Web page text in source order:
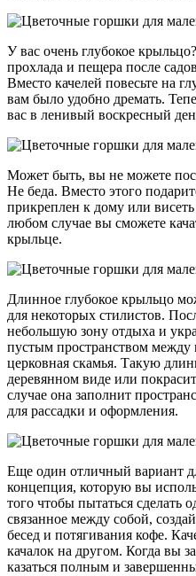
У вас очень глубокое
прохлада и пещера после
Вместо качелей повесьте на
вам было удобно дремать.
вас в ленивый воскресный
Может быть, вы не можете
Не беда. Вместо этого
прикреплен к дому или
любом случае вы сможете
крыльце.
Длинное глубокое крыльцо
для некоторых стилистов.
небольшую зону отдыха и
пустым пространством
церковная скамья. Такую
деревянном виде или
случае она заполнит
для рассадки и оформления.
Еще один отличный вариант
концепция, которую вы
того чтобы пытаться сделать
связанное между собой,
бесед и потягивания кофе.
качалок на другом. Когда вы
казаться полным и